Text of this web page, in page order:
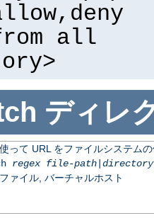
all
ディレ
って URL をファイルシステム
regex file-path|
ァイル, バーチャルホスト